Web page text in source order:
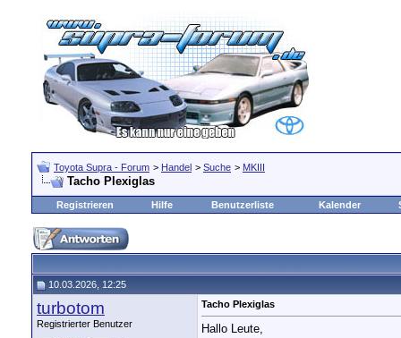
Toyota Supra - Forum > Handel > Suche > MKIII
Tacho Plexiglas
Registrieren Hilfe Benutzerliste Kalender
10.03.2026, 12:25
turbotom
Registrierter Benutzer
Tacho Plexiglas
Hallo Leute,